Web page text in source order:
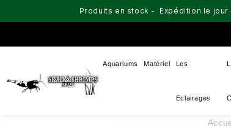
Produits en stock - Expédition le jour
Aquariums Matériel Les
Eclairages